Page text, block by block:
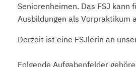
Seniorenheimen. Das FSJ kann
Ausbildungen als Vorpraktikum
Derzeit ist eine FSJlerin an
Folgende Aufgabenfelder